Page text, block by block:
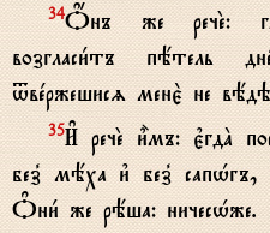
34Џнъ же речE:
возгласи1тъ пётель
tвeржешисz менє2 не
35И# речE и5мъ: є3гдA
без8 мёха и3 без8
Nни1 же рёша: ничесHже.